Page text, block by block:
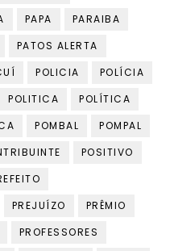
PAPA
PARAIBA
PATOS ALERTA
POLICIA
POLÍCIA
POLITICA
POLÍTICA
POMBAL
POMPAL
POSITIVO
PREJUÍZO
PRÊMIO
PROFESSORES